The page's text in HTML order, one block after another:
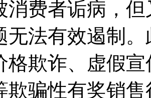
消费者诟病，
无法有效遏制
格欺诈、虚假
欺骗性有奖销